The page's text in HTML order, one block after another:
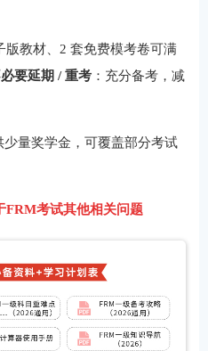
版教材、2 套免费模考卷可满
要延期 / 重考 ：充分备考，减
少量奖学金，可覆盖部分考试
FRM考试其他相关问题